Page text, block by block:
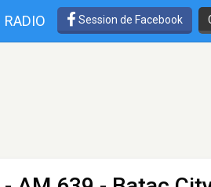
RADIO Session de Facebook